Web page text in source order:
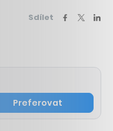
Sdílet
Preferovat